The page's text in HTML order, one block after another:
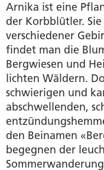
Arnika ist eine
der Korbblütler.
verschiedener
findet man die
Bergwiesen und
lichten Wäldern.
schwierigen und
abschwellenden,
den Beinamen
begegnen der